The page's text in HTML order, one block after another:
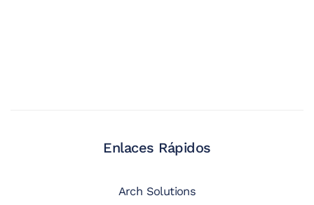
Enlaces Rápidos
Arch Solutions